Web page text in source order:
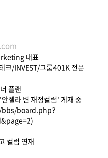
대표
크/INVEST/그룹401K 전문
플랜
젤라 변 재정컬럼' 게재 중
board.php?
컬럼 연재